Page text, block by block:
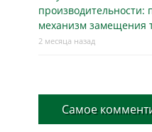
производительности:
механизм замещения
2 месяца назад
Самое